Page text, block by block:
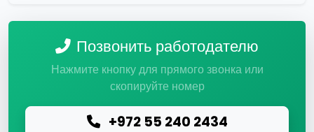
Позвонить работодателю
Нажмите кнопку для прямого звонка или
скопируйте номер
+972 55 240 2434